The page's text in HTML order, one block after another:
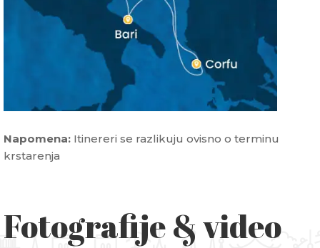
Napomena: Itinereri se razlikuju ovisno o terminu
krstarenja
Fotografije & video